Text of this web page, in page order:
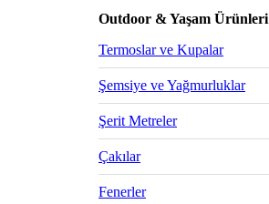
Outdoor & Yaşam Ürünleri
Termoslar ve Kupalar
Şemsiye ve Yağmurluklar
Şerit Metreler
Çakılar
Fenerler